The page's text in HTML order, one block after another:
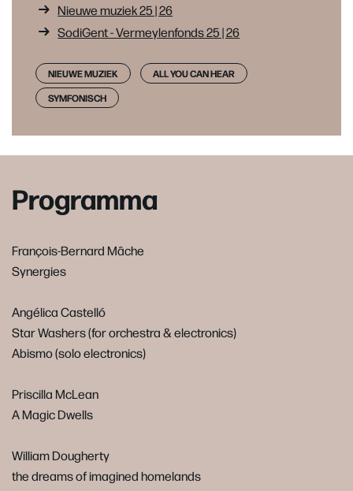
Nieuwe muziek 25 | 26
SodiGent - Vermeylenfonds 25 | 26
NIEUWE MUZIEK
ALL YOU CAN HEAR
SYMFONISCH
Programma
François-Bernard Mâche
Synergies
Angélica Castelló
Star Washers (for orchestra & electronics)
Abismo (solo electronics)
Priscilla McLean
A Magic Dwells
William Dougherty
the dreams of imagined homelands